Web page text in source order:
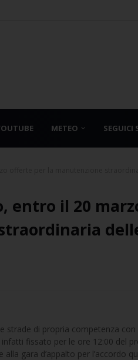
METEO SEGUICI
entro il 20
strade di propria competenza con
fissato per le ore 12:00 del
gara d’appalto per l’accordo